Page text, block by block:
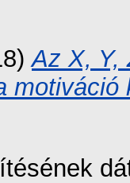
Az X, Y,
motiváció